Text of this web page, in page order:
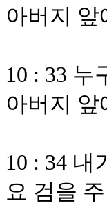
아버지
10 : 33
아버지
10 : 34
요 검을